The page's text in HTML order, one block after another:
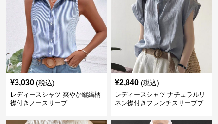
¥3,030 (税込)
レディースシャツ 爽やか縦縞柄
襟付きノースリーブ
¥2,840 (税込)
レディースシャツ ナチュラルリ
ネン襟付きフレンチスリーブブ